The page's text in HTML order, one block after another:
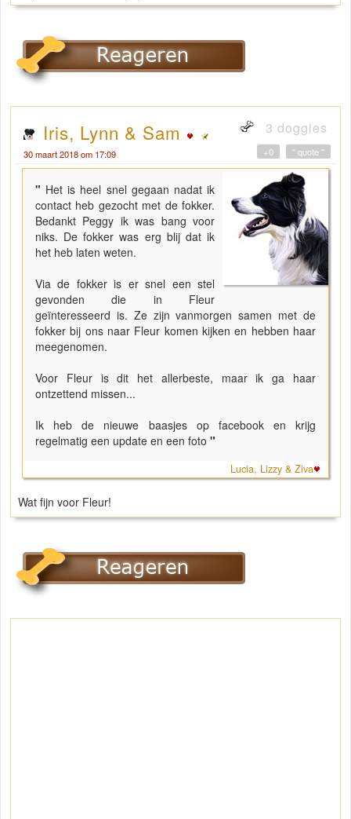
Iris, Lynn & Sam 3 doggies
30 maart 2018 om 17:09 " quote "
+0
" Het is heel snel gegaan nadat ik
contact heb gezocht met de fokker.
Bedankt Peggy ik was bang voor
niks. De fokker was erg blij dat ik
het heb laten weten.
Via de fokker is er snel een stel
gevonden die in Fleur
geïnteresseerd is. Ze zijn vanmorgen samen met de
fokker bij ons naar Fleur komen kijken en hebben haar
meegenomen.
Voor Fleur is dit het allerbeste, maar ik ga haar
ontzettend missen...
Ik heb de nieuwe baasjes op facebook en krijg
regelmatig een update en een foto "
Lucia, Lizzy & Ziva
Wat fijn voor Fleur!